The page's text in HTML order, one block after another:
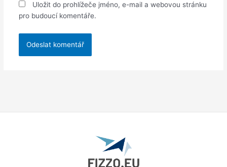
Uložit do prohlížeče jméno, e-mail a webovou stránku
pro budoucí komentáře.